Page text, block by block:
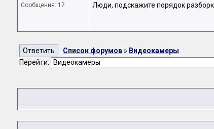
Сообщения: 17
Люди, подскажите порядок
Список форумов » Видеокамеры
Перейти: